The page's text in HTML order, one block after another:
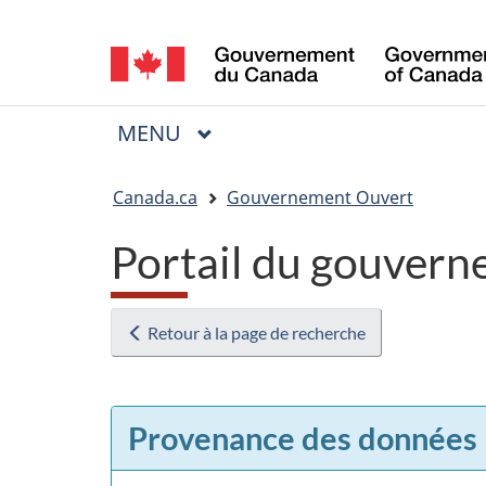
de
la
langue
Menu
MENU PRINCIPAL
Canada.ca Gouvernement Ouvert
Portail du
Retour à la page de recherche
Provenance des données